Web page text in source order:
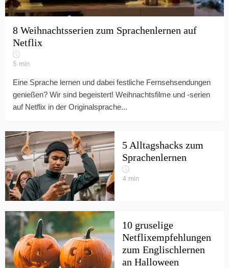
8 Weihnachtsserien zum Sprachenlernen auf
Netflix
5 min
Eine Sprache lernen und dabei festliche Fernsehsendungen
genießen? Wir sind begeistert! Weihnachtsfilme und -serien
auf Netflix in der Originalsprache...
5 Alltagshacks zum
Sprachenlernen
4 min
10 gruselige
Netflixempfehlungen
zum Englischlernen
an Halloween